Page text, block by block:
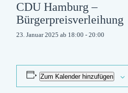
CDU Hamburg –
Bürgerpreisverleihung
23. Januar 2025 ab 18:00 - 20:00
Zum Kalender hinzufügen